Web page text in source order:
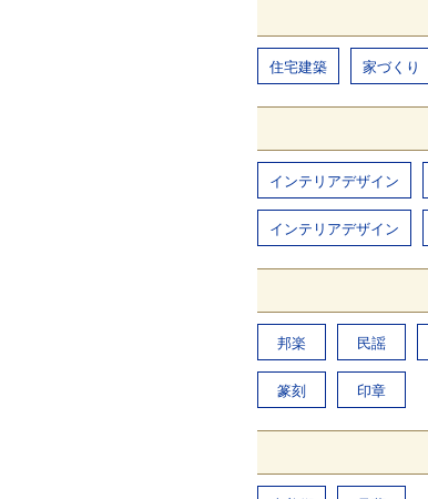
住宅建築 家づくり
インテリアデザイン
インテリアデザイン
邦楽 民謡
篆刻 印章